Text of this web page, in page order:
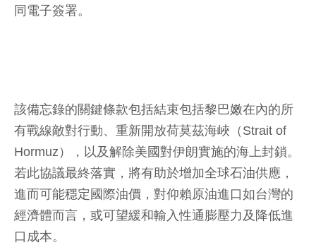
同電子簽署。
該備忘錄的關鍵條款包括結束包括黎巴嫩在內的所
有戰線敵對行動、重新開放荷莫茲海峽（Strait of
Hormuz），以及解除美國對伊朗實施的海上封鎖。
若此協議最終落實，將有助於增加全球石油供應，
進而可能穩定國際油價，對仰賴原油進口如台灣的
經濟體而言，或可望緩和輸入性通膨壓力及降低進
口成本。